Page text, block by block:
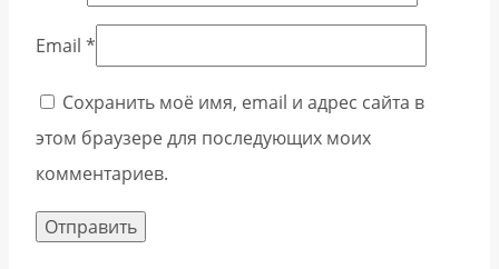
Email *
Сохранить моё имя, email и адрес сайта в
этом браузере для последующих моих
комментариев.